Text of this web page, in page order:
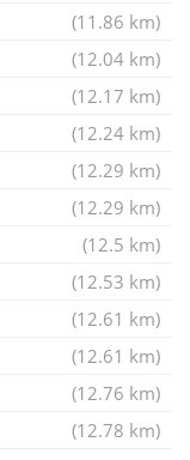
(11.86 km)
(12.04 km)
(12.17 km)
(12.24 km)
(12.29 km)
(12.29 km)
(12.5 km)
(12.53 km)
(12.61 km)
(12.61 km)
(12.76 km)
(12.78 km)